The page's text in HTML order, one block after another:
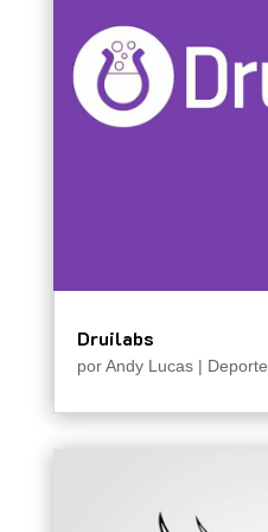
Druilabs
porAndy Lucas| Deporte